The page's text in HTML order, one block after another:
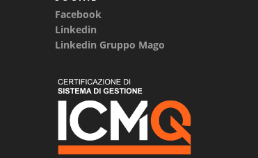
Facebook
Linkedin
Linkedin Gruppo Mago